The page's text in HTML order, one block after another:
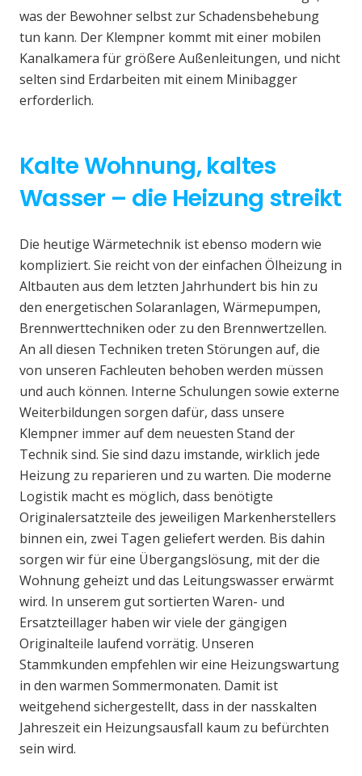
was der Bewohner selbst zur Schadensbehebung
tun kann. Der Klempner kommt mit einer mobilen
Kanalkamera für größere Außenleitungen, und nicht
selten sind Erdarbeiten mit einem Minibagger
erforderlich.
Kalte Wohnung, kaltes
Wasser – die Heizung streikt
Die heutige Wärmetechnik ist ebenso modern wie
kompliziert. Sie reicht von der einfachen Ölheizung in
Altbauten aus dem letzten Jahrhundert bis hin zu
den energetischen Solaranlagen, Wärmepumpen,
Brennwerttechniken oder zu den Brennwertzellen.
An all diesen Techniken treten Störungen auf, die
von unseren Fachleuten behoben werden müssen
und auch können. Interne Schulungen sowie externe
Weiterbildungen sorgen dafür, dass unsere
Klempner immer auf dem neuesten Stand der
Technik sind. Sie sind dazu imstande, wirklich jede
Heizung zu reparieren und zu warten. Die moderne
Logistik macht es möglich, dass benötigte
Originalersatzteile des jeweiligen Markenherstellers
binnen ein, zwei Tagen geliefert werden. Bis dahin
sorgen wir für eine Übergangslösung, mit der die
Wohnung geheizt und das Leitungswasser erwärmt
wird. In unserem gut sortierten Waren- und
Ersatzteillager haben wir viele der gängigen
Originalteile laufend vorrätig. Unseren
Stammkunden empfehlen wir eine Heizungswartung
in den warmen Sommermonaten. Damit ist
weitgehend sichergestellt, dass in der nasskalten
Jahreszeit ein Heizungsausfall kaum zu befürchten
sein wird.